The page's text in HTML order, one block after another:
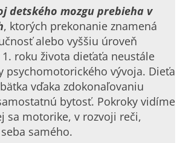
detského mozgu prebieha v
, ktorých prekonanie znamená
alebo vyššiu úroveň
roku života dieťaťa neustále
psychomotorického vývoja. Dieťa
vďaka zdokonaľovaniu
bytosť. Pokroky vidíme
sa motorike, v rozvoji reči,
samého.